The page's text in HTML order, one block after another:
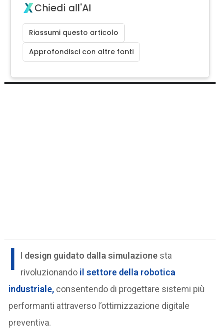
Chiedi all'AI
Riassumi questo articolo
Approfondisci con altre fonti
I l design guidato dalla simulazione sta
rivoluzionando il settore della robotica
industriale, consentendo di progettare sistemi più
performanti attraverso l’ottimizzazione digitale
preventiva.